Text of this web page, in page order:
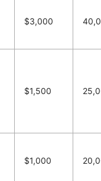
$3,000
$1,500
$1,000